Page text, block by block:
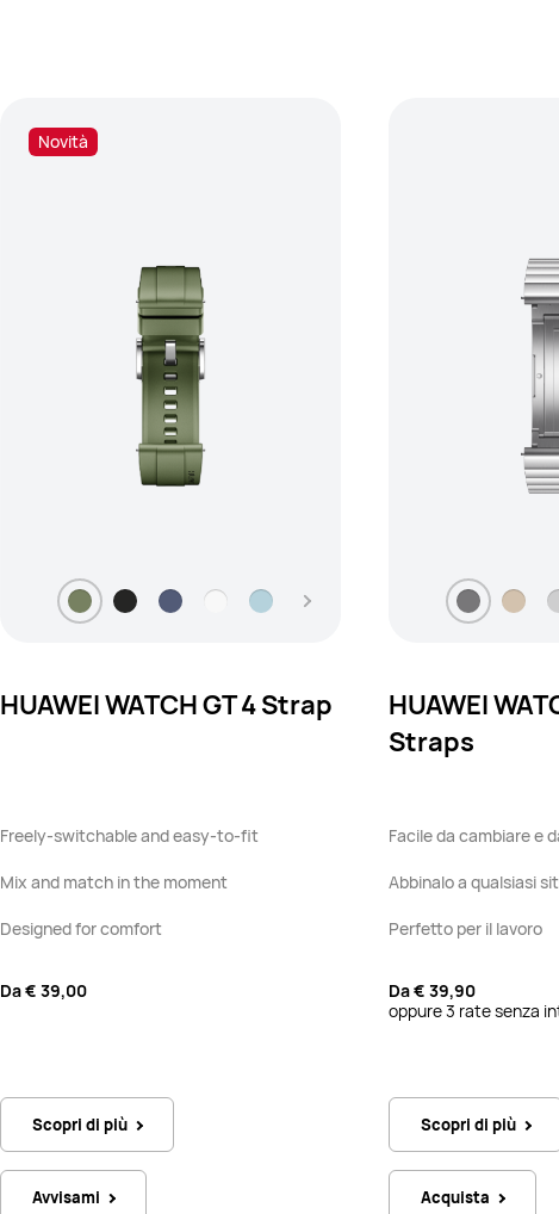
Novità
HUAWEI WATCH GT 4 Strap
Freely-switchable and easy-to-fit
Mix and match in the moment
Designed for comfort
Da€ 39,00
Scopri di più
Avvisami
HUAWEI
Straps
Facile da cambiare e
Abbinalo a qualsiasi
Perfetto per il lavoro
Da€ 39,90
oppure 3 rate senza
Scopri di più
Acquista